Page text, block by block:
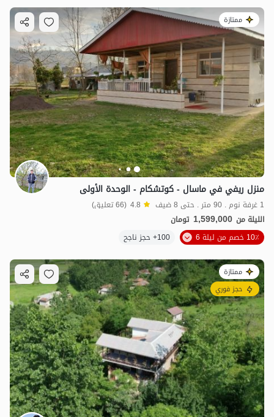
2.61مليون ت 4.7
ممتازة
منزل ريفي في ماسال - كوتشكام - الوحدة الأولى
1 غرفة نوم . 90 متر . حتى 8 ضيف 4.8 (66 تعليق)
الليلة من 1,599,000 تومان
10٪ خصم من ليلة 6
100+ حجز ناجح
ممتازة
حجز فوري